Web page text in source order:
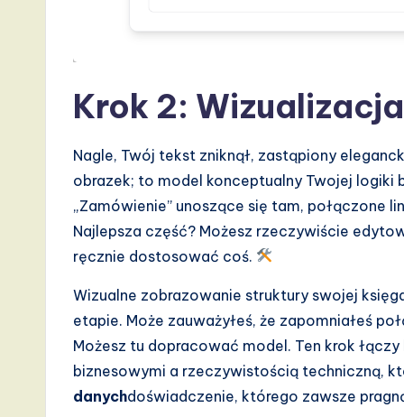
Krok 2:
Nagle, Twój tekst zniknął, zastąpiony
obrazek; to model konceptualny Twojej logiki
„Zamówienie” unoszące się tam, połączone
Najlepsza część? Możesz rzeczywiście
ręcznie dostosować coś.
Wizualne zobrazowanie struktury swojej
etapie. Może zauważyłeś, że zapomniałeś
Możesz tu dopracować model. Ten krok
biznesowymi a rzeczywistością techniczną,
danychdoświadczenie, którego zawsze